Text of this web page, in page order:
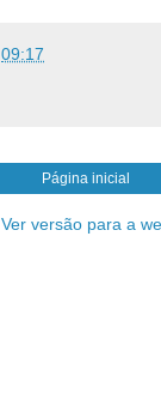
09:17
Página inicial
Ver versão para a